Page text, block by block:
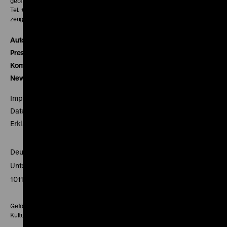
Tel. + 49 30 20304-770
zeughauskino@dhm.de
Autor*innen
Presse
Kontakt
Newsletter
Impressum
Datenschutz
Erklärung digitale Barrierefreiheit
Deutsches Historisches Museum
Unter den Linden 2
10117 Berlin
Gefördert mit Mitteln des Beauftragten der Bundesregierung für
Kultur und Medien